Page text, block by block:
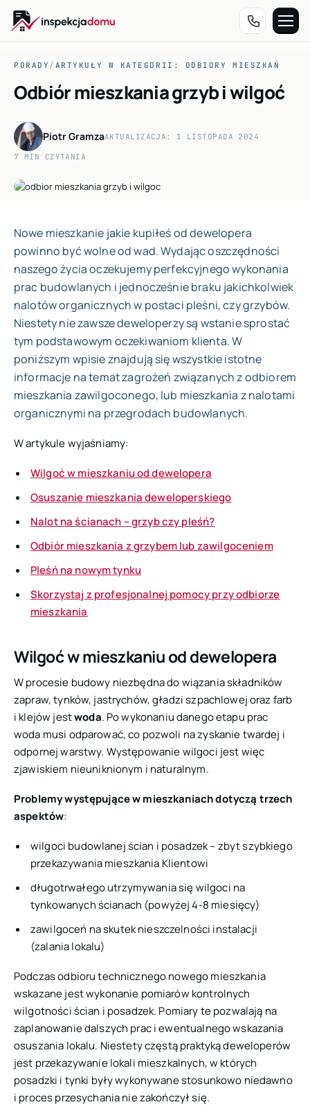
PORADY / ARTYKUŁY W KATEGORII: ODBIORY MIESZKAŃ
Odbiór mieszkania grzyb i wilgoć
Piotr GramzaAKTUALIZACJA: 1 LISTOPADA 2024
7 MIN CZYTANIA
Nowe mieszkanie jakie kupiłeś od dewelopera
powinno być wolne od wad. Wydając oszczędności
naszego życia oczekujemy perfekcyjnego wykonania
prac budowlanych i jednocześnie braku jakichkolwiek
nalotów organicznych w postaci pleśni, czy grzybów.
Niestety nie zawsze deweloperzy są wstanie sprostać
tym podstawowym oczekiwaniom klienta. W
poniższym wpisie znajdują się wszystkie istotne
informacje na temat zagrożeń związanych z odbiorem
mieszkania zawilgoconego, lub mieszkania z nalotami
organicznymi na przegrodach budowlanych.
W artykule wyjaśniamy:
Wilgoć w mieszkaniu od dewelopera
Osuszanie mieszkania deweloperskiego
Nalot na ścianach – grzyb czy pleśń?
Odbiór mieszkania z grzybem lub zawilgoceniem
Pleśń na nowym tynku
Skorzystaj z profesjonalnej pomocy przy odbiorze
mieszkania
Wilgoć w mieszkaniu od dewelopera
W procesie budowy niezbędna do wiązania składników
zapraw, tynków, jastrychów, gładzi szpachlowej oraz farb
i klejów jestwoda. Po wykonaniu danego etapu prac
woda musi odparować, co pozwoli na zyskanie twardej i
odpornej warstwy. Występowanie wilgoci jest więc
zjawiskiem nieuniknionym i naturalnym.
Problemy występujące w mieszkaniach dotyczą trzech
aspektów:
wilgoci budowlanej ścian i posadzek – zbyt szybkiego
przekazywania mieszkania Klientowi
długotrwałego utrzymywania się wilgoci na
tynkowanych ścianach (powyżej 4-8 miesięcy)
zawilgoceń na skutek nieszczelności instalacji
(zalania lokalu)
Podczas odbioru technicznego nowego mieszkania
wskazane jest wykonanie pomiarów kontrolnych
wilgotności ścian i posadzek. Pomiary te pozwalają na
zaplanowanie dalszych prac i ewentualnego wskazania
osuszania lokalu. Niestety częstą praktyką deweloperów
jest przekazywanie lokali mieszkalnych, w których
posadzki i tynki były wykonywane stosunkowo niedawno
i proces przesychania nie zakończył się.